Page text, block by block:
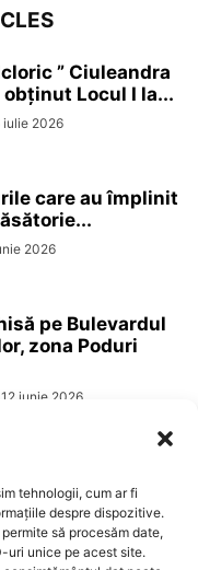
tehnologii, cum ar fi
despre dispozitive.
să procesăm date,
uri unice pe acest site.
” Ciuleandra
obținut Locul I la...
iulie 2026
care au împlinit
2026
pe Bulevardul
zona Poduri
12 iunie 2026